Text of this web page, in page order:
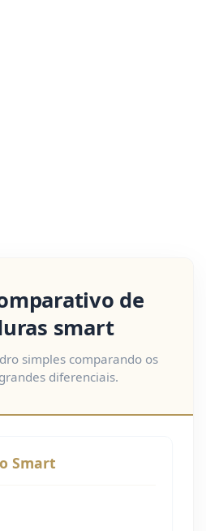
de
smart
simples comparando os
diferenciais.
Smart